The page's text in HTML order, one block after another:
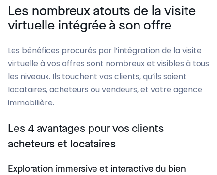
Les nombreux atouts de la visite
virtuelle intégrée à son offre
Les bénéfices procurés par l’intégration de la visite
virtuelle à vos offres sont nombreux et visibles à tous
les niveaux. Ils touchent vos clients, qu’ils soient
locataires, acheteurs ou vendeurs, et votre agence
immobilière.
Les 4 avantages pour vos clients
acheteurs et locataires
Exploration immersive et interactive du bien